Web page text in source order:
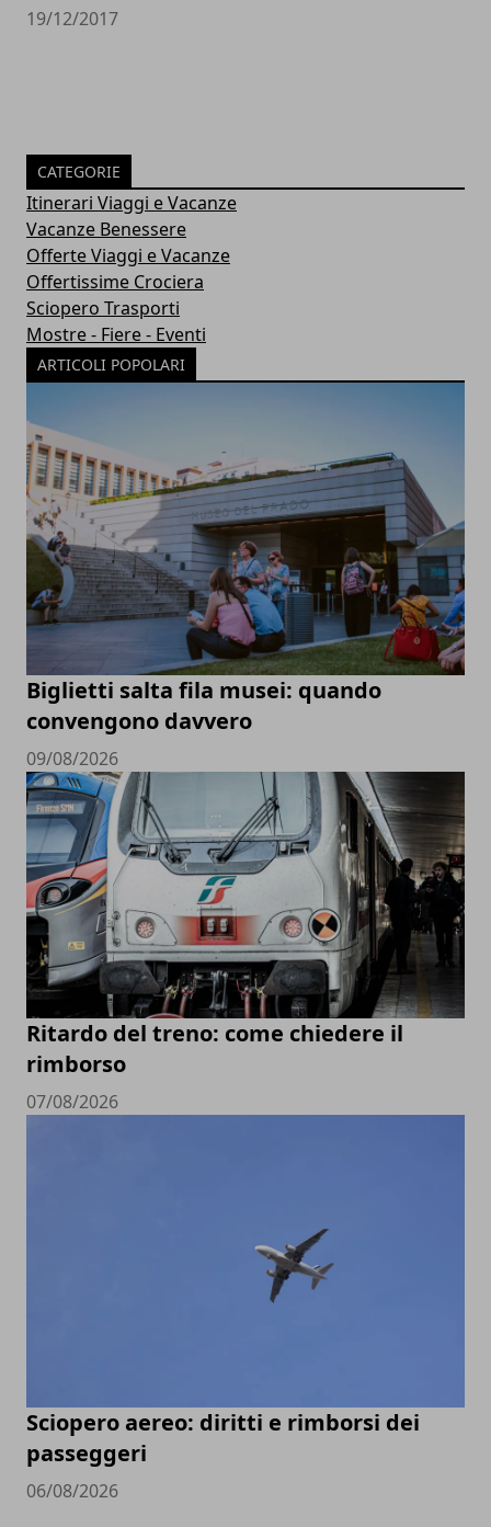
19/12/2017
CATEGORIE
Itinerari Viaggi e Vacanze
Vacanze Benessere
Offerte Viaggi e Vacanze
Offertissime Crociera
Sciopero Trasporti
Mostre - Fiere - Eventi
ARTICOLI POPOLARI
Biglietti salta fila musei: quando
convengono davvero
09/08/2026
Ritardo del treno: come chiedere il
rimborso
07/08/2026
Sciopero aereo: diritti e rimborsi dei
passeggeri
06/08/2026